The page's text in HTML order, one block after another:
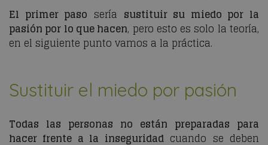
El primer paso sería sustituir su miedo por la
pasión por lo que hacen, pero esto es solo la teoría,
en el siguiente punto vamos a la práctica.
Sustituir el miedo por pasión
Todas las personas no están preparadas para
hacer frente a la inseguridadcuando se deben